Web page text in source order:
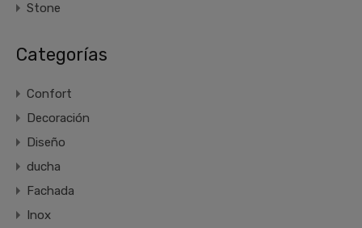
Stone
Categorías
Confort
Decoración
Diseño
ducha
Fachada
Inox